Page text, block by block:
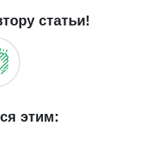
статьи!
этим: